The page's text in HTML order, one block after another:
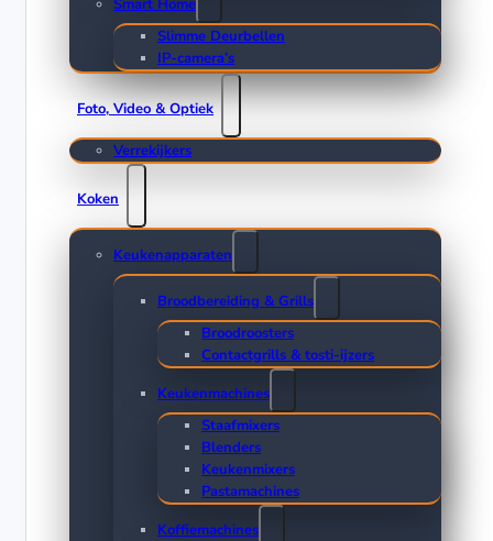
Smart Home
Slimme Deurbellen
IP-camera’s
Foto, Video & Optiek
Verrekijkers
Koken
Keukenapparaten
Broodbereiding & Grills
Broodroosters
Contactgrills & tosti-ijzers
Keukenmachines
Staafmixers
Blenders
Keukenmixers
Pastamachines
Koffiemachines